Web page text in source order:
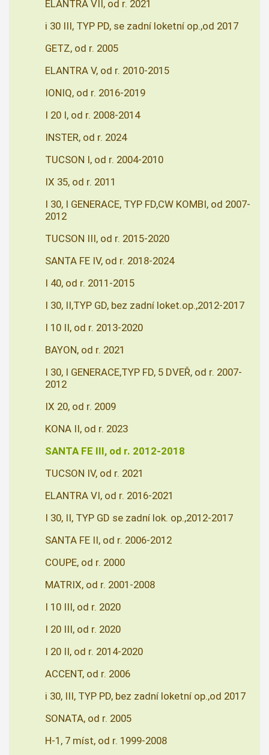
ELANTRA VII, od r. 2021
i 30 III, TYP PD, se zadní loketní op.,od 2017
GETZ, od r. 2005
ELANTRA V, od r. 2010-2015
IONIQ, od r. 2016-2019
I 20 I, od r. 2008-2014
INSTER, od r. 2024
TUCSON I, od r. 2004-2010
IX 35, od r. 2011
I 30, I GENERACE, TYP FD,CW KOMBI, od 2007-
2012
TUCSON III, od r. 2015-2020
SANTA FE IV, od r. 2018-2024
I 40, od r. 2011-2015
I 30, II,TYP GD, bez zadní loket.op.,2012-2017
I 10 II, od r. 2013-2020
BAYON, od r. 2021
I 30, I GENERACE,TYP FD, 5 DVEŘ, od r. 2007-
2012
IX 20, od r. 2009
KONA II, od r. 2023
SANTA FE III, od r. 2012-2018
TUCSON IV, od r. 2021
ELANTRA VI, od r. 2016-2021
I 30, II, TYP GD se zadní lok. op.,2012-2017
SANTA FE II, od r. 2006-2012
COUPE, od r. 2000
MATRIX, od r. 2001-2008
I 10 III, od r. 2020
I 20 III, od r. 2020
I 20 II, od r. 2014-2020
ACCENT, od r. 2006
i 30, III, TYP PD, bez zadní loketní op.,od 2017
SONATA, od r. 2005
H-1, 7 míst, od r. 1999-2008